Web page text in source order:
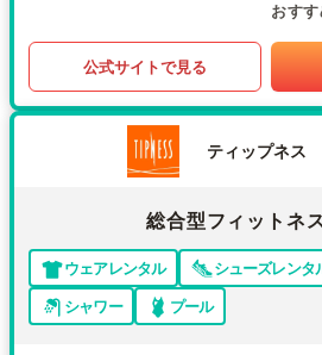
おす
公式サイトで見る
ティップネス
総合型フィットネ
ウェアレンタル シューズレンタ
シャワー
プール